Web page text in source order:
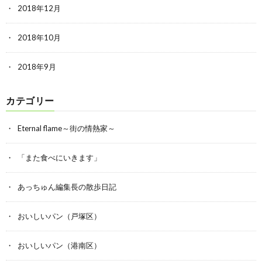
2018年12月
2018年10月
2018年9月
カテゴリー
Eternal flame～街の情熱家～
「また食べにいきます」
あっちゅん編集長の散歩日記
おいしいパン（戸塚区）
おいしいパン（港南区）